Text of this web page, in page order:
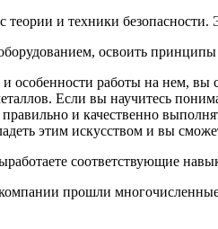
теории и техники
освоить
особенности работы на нем,
Если вы научитесь
и качественно
этим искусством и вы
соответствующие
прошли